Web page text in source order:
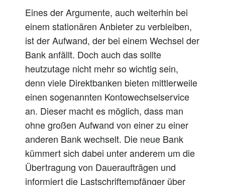
Eines der Argumente, auch weiterhin bei
einem stationären Anbieter zu verbleiben,
ist der Aufwand, der bei einem Wechsel der
Bank anfällt. Doch auch das sollte
heutzutage nicht mehr so wichtig sein,
denn viele Direktbanken bieten mittlerweile
einen sogenannten Kontowechselservice
an. Dieser macht es möglich, dass man
ohne großen Aufwand von einer zu einer
anderen Bank wechselt. Die neue Bank
kümmert sich dabei unter anderem um die
Übertragung von Daueraufträgen und
informiert die Lastschriftempfänger über